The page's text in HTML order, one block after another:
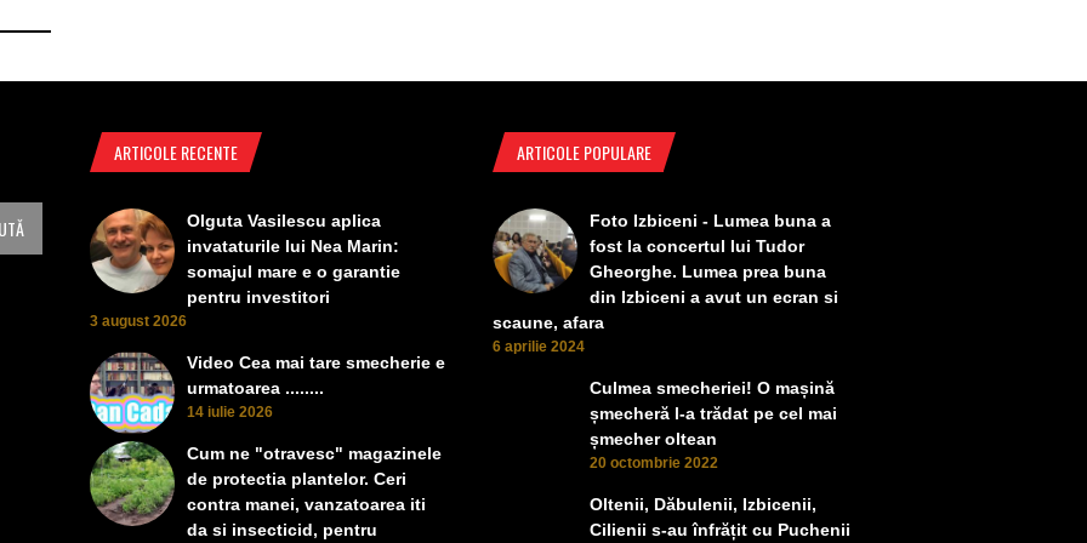
ARTICOLE RECENTE
Olguta Vasilescu aplica
invataturile lui Nea Marin:
somajul mare e o garantie
pentru investitori
3 august 2026
Video Cea mai tare smecherie e
urmatoarea ........
14 iulie 2026
Cum ne "otravesc" magazinele
de protectia plantelor. Ceri
contra manei, vanzatoarea iti
da si insecticid, pentru
ARTICOLE POPULARE
Foto Izbiceni - Lumea buna a
fost la concertul lui Tudor
Gheorghe. Lumea prea buna
din Izbiceni a avut un ecran si
scaune, afara
6 aprilie 2024
Culmea smecheriei! O mașină
șmecheră l-a trădat pe cel mai
șmecher oltean
20 octombrie 2022
Oltenii, Dăbulenii, Izbicenii,
Cilienii s-au înfrățit cu Puchenii